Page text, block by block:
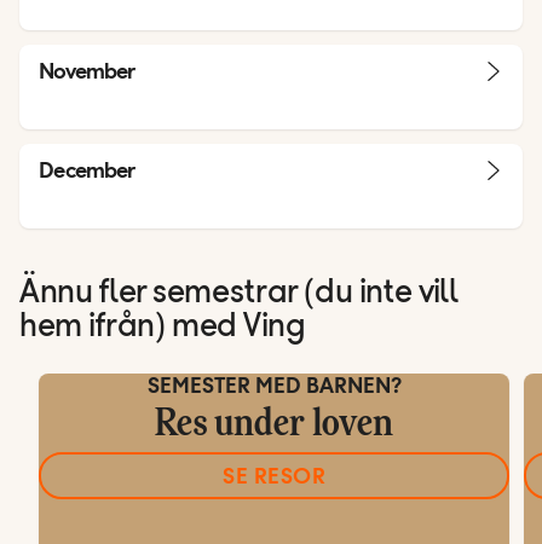
November
December
Ännu fler semestrar (du inte vill
hem ifrån) med Ving
SEMESTER MED BARNEN?
Res under loven
SE RESOR